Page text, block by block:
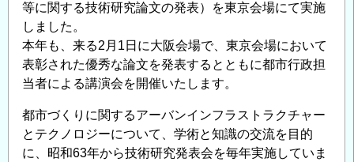
25
回
交
流
展
示
会
開
等に関する技術研究論文の発表）を東京会場にて実施
しました。
本年も、来る2月1日に大阪会場で、東京会場において
表彰された優秀な論文を発表するとともに都市行政担
当者による講演会を開催いたします。
都市づくりに関するアーバンインフラストラクチャー
とテクノロジーについて、学術と知識の交流を目的
に、昭和63年から技術研究発表会を毎年実施していま